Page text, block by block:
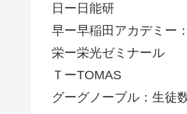
日ー日能研
早ー早稲田アカデミー
栄ー栄光ゼミナール
ＴーTOMAS
グーグノーブル：生徒